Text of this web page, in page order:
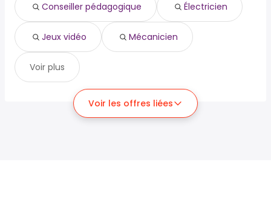
Voir les offres liées
Conseiller pédagogique Électricien
Jeux vidéo Mécanicien
Voir plus